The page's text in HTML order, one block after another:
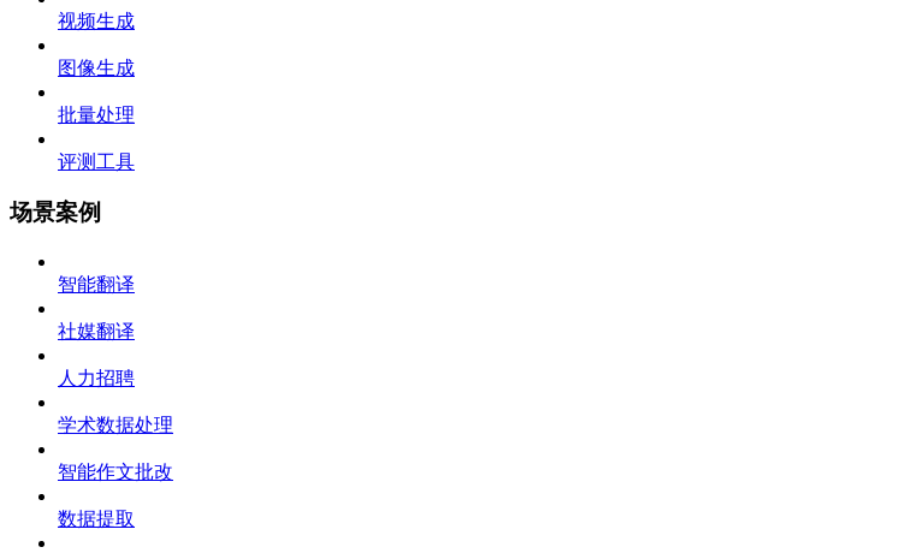
视频生成
图像生成
批量处理
评测工具
场景案例
智能翻译
社媒翻译
人力招聘
学术数据处理
智能作文批改
数据提取